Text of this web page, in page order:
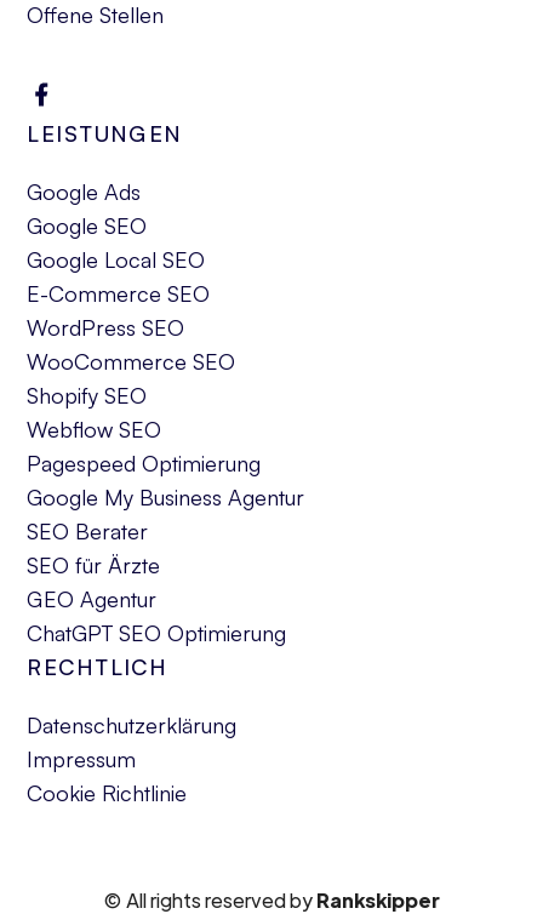
Offene Stellen
LEISTUNGEN
Google Ads
Google SEO
Google Local SEO
E-Commerce SEO
WordPress SEO
WooCommerce SEO
Shopify SEO
Webflow SEO
Pagespeed Optimierung
Google My Business Agentur
SEO Berater
SEO für Ärzte
GEO Agentur
ChatGPT SEO Optimierung
RECHTLICH
Datenschutzerklärung
Impressum
Cookie Richtlinie
© All rights reserved byRankskipper